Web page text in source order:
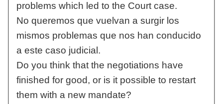
problems which led to the Court case.
No queremos que vuelvan a surgir los
mismos problemas que nos han conducido
a este caso judicial.
Do you think that the negotiations have
finished for good, or is it possible to restart
them with a new mandate?